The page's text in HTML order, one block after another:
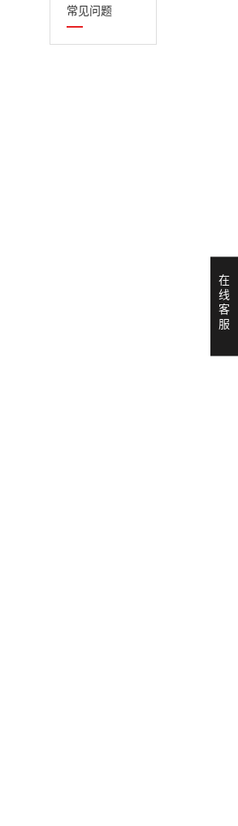
常见问题
在
线
客
服